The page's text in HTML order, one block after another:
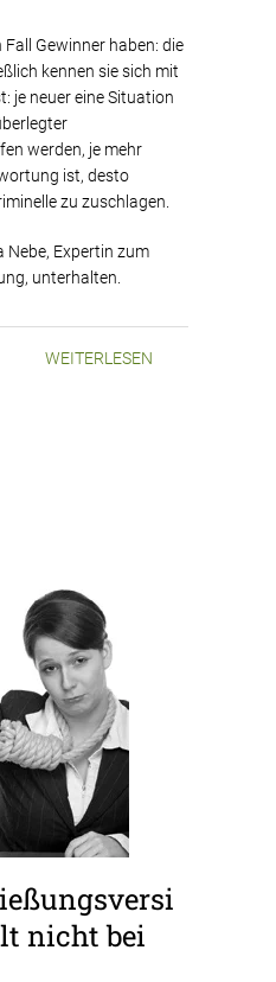
Gewinner haben: die
kennen sie sich mit
je neuer eine Situation
werden, je mehr
ist, desto
zu zuschlagen.
Nebe, Expertin zum
unterhalten.
WEITERLESEN
nicht bei